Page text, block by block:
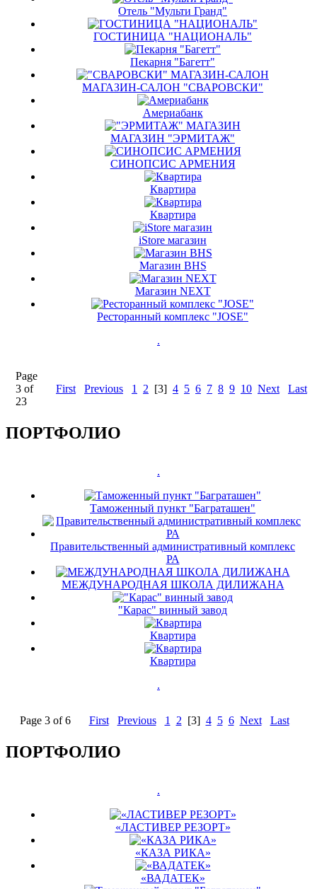
Отель "Мульти Гранд"
ГОСТИНИЦА "НАЦИОНАЛЬ"
Пекарня "Багетт"
МАГАЗИН-САЛОН "СВАРОВСКИ"
Америабанк
МАГАЗИН "ЭРМИТАЖ"
СИНОПСИС АРМЕНИЯ
Квартира
Квартира
iStore магазин
Магазин BHS
Магазин NEXT
Ресторанный комплекс "JOSE"
.
Page
3 of
23
First Previous 1 2 [3] 4 5 6 7 8 9 10 Next Last
ПОРТФОЛИО
.
Таможенный пункт "Баграташен"
Правительственный административный комплекс
РА
МЕЖДУНАРОДНАЯ ШКОЛА ДИЛИЖАНА
"Карас" винный завод
Квартира
Квартира
.
Page 3 of 6 First Previous 1 2 [3] 4 5 6 Next Last
ПОРТФОЛИО
.
«ЛАСТИВЕР РЕЗОРТ»
«КАЗА РИКА»
«ВАДАТЕК»